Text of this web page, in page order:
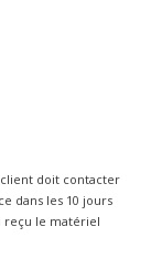
doit contacter
dans les 10 jours
reçu le matériel